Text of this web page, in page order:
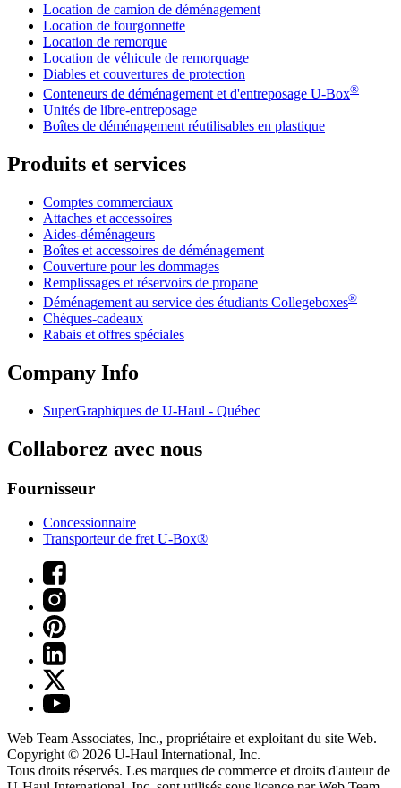
Location de camion de déménagement
Location de fourgonnette
Location de remorque
Location de véhicule de remorquage
Diables et couvertures de protection
Conteneurs de déménagement et d'entreposage U-Box®
Unités de libre-entreposage
Boîtes de déménagement réutilisables en plastique
Produits et services
Comptes commerciaux
Attaches et accessoires
Aides-déménageurs
Boîtes et accessoires de déménagement
Couverture pour les dommages
Remplissages et réservoirs de propane
Déménagement au service des étudiants Collegeboxes®
Chèques-cadeaux
Rabais et offres spéciales
Company Info
SuperGraphiques de U-Haul - Québec
Collaborez avec nous
Fournisseur
Concessionnaire
Transporteur de fret U-Box®
Web Team Associates, Inc., propriétaire et exploitant du site Web.
Copyright © 2026 U-Haul International, Inc.
Tous droits réservés. Les marques de commerce et droits d'auteur de